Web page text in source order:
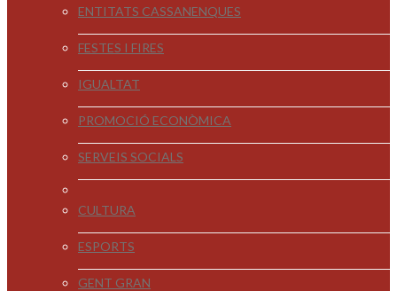
ENTITATS CASSANENQUES
FESTES I FIRES
IGUALTAT
PROMOCIÓ ECONÒMICA
SERVEIS SOCIALS
CULTURA
ESPORTS
GENT GRAN